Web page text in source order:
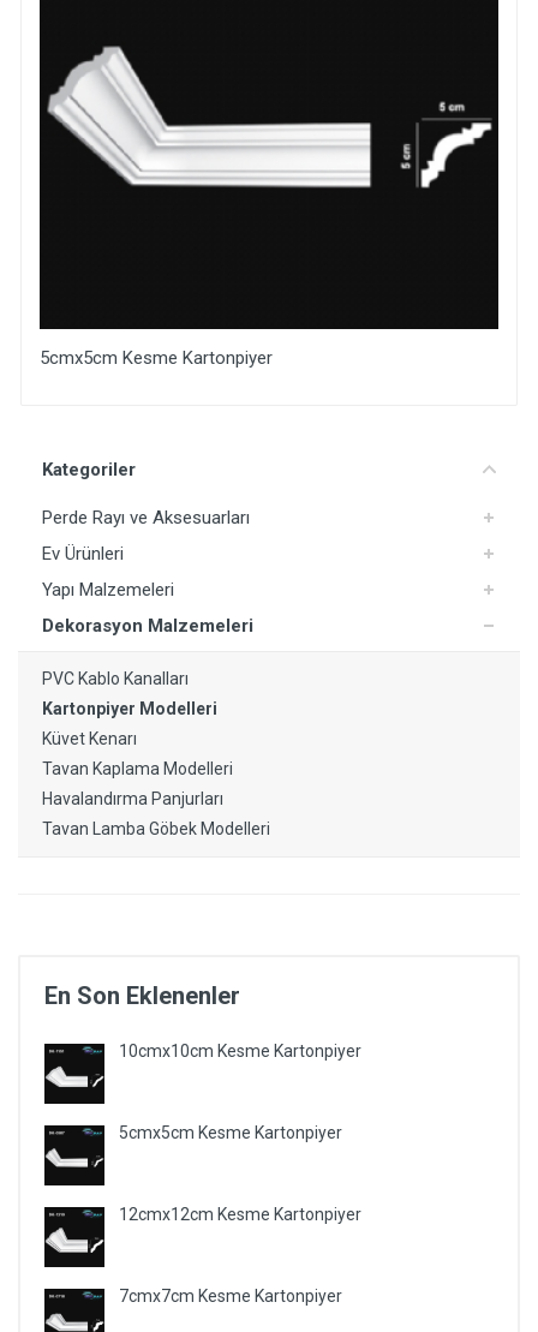
Kategoriler
Perde Rayı ve Aksesuarları
Ev Ürünleri
Yapı Malzemeleri
Dekorasyon Malzemeleri
PVC Kablo Kanalları
Kartonpiyer Modelleri
Küvet Kenarı
Tavan Kaplama Modelleri
Havalandırma Panjurları
Tavan Lamba Göbek Modelleri
En Son Eklenenler
10cmx10cm Kesme Kartonpiyer
5cmx5cm Kesme Kartonpiyer
12cmx12cm Kesme Kartonpiyer
7cmx7cm Kesme Kartonpiyer
5cmx5cm Kesme Kartonpiyer